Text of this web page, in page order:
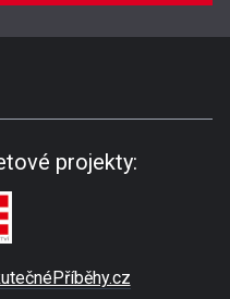
projekty: